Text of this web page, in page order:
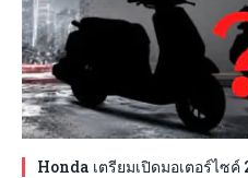
Honda เตรียมเปิดมอเตอร์ไซ